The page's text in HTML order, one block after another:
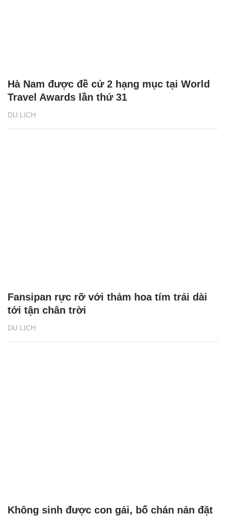
DU LỊCH
Hà Nam được đề cử 2 hạng mục tại World
Travel Awards lần thứ 31
DU LỊCH
Fansipan rực rỡ với thảm hoa tím trải dài
tới tận chân trời
Không sinh được con gái, bố chán nản đặt